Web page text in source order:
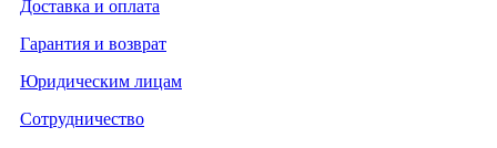
Доставка и оплата
Гарантия и возврат
Юридическим лицам
Сотрудничество